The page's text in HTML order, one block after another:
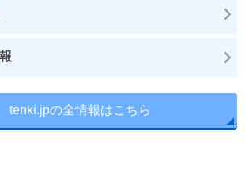
tenki.jpの全情報はこちら